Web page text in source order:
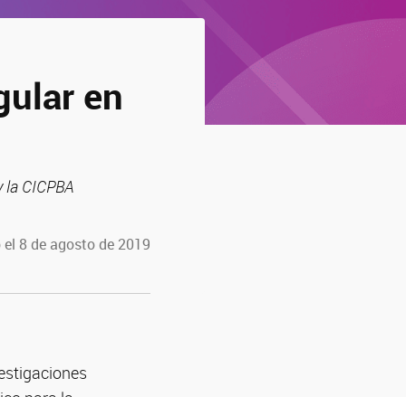
en
CICPBA
8 de agosto de 2019